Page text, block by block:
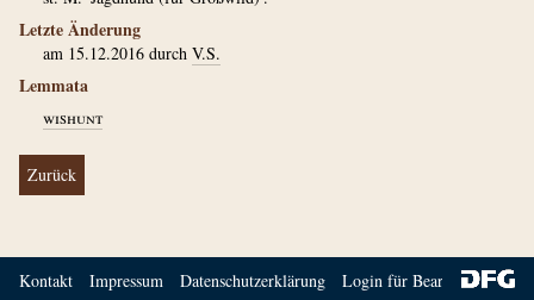
Letzte Änderung
am 15.12.2016 durch V.S.
Lemmata
wishunt
Zurück
Kontakt Impressum Datenschutzerklärung Login für Bearbeiter